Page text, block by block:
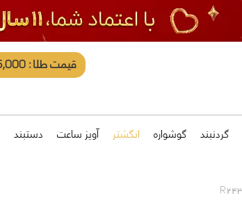
قیمت طلا: 18,495,000 تومان
گردنبند گوشواره انگشتر آویز ساعت دستبند